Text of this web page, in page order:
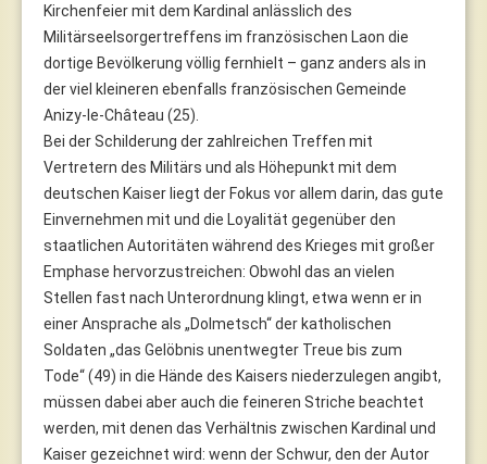
Kirchenfeier mit dem Kardinal anlässlich des
Militärseelsorgertreffens im französischen Laon die
dortige Bevölkerung völlig fernhielt – ganz anders als in
der viel kleineren ebenfalls französischen Gemeinde
Anizy-le-Château (25).
Bei der Schilderung der zahlreichen Treffen mit
Vertretern des Militärs und als Höhepunkt mit dem
deutschen Kaiser liegt der Fokus vor allem darin, das gute
Einvernehmen mit und die Loyalität gegenüber den
staatlichen Autoritäten während des Krieges mit großer
Emphase hervorzustreichen: Obwohl das an vielen
Stellen fast nach Unterordnung klingt, etwa wenn er in
einer Ansprache als „Dolmetsch“ der katholischen
Soldaten „das Gelöbnis unentwegter Treue bis zum
Tode“ (49) in die Hände des Kaisers niederzulegen angibt,
müssen dabei aber auch die feineren Striche beachtet
werden, mit denen das Verhältnis zwischen Kardinal und
Kaiser gezeichnet wird: wenn der Schwur, den der Autor